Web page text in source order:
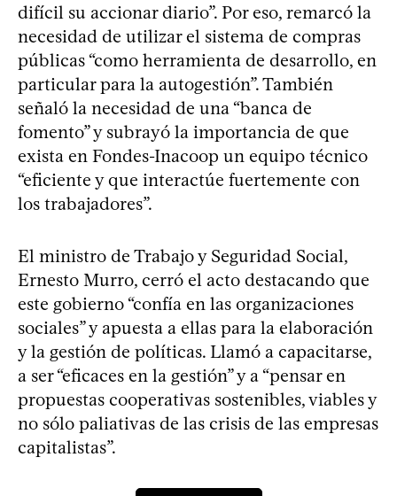
difícil su accionar diario”. Por eso, remarcó la
necesidad de utilizar el sistema de compras
públicas “como herramienta de desarrollo, en
particular para la autogestión”. También
señaló la necesidad de una “banca de
fomento” y subrayó la importancia de que
exista en Fondes-Inacoop un equipo técnico
“eficiente y que interactúe fuertemente con
los trabajadores”.
El ministro de Trabajo y Seguridad Social,
Ernesto Murro, cerró el acto destacando que
este gobierno “confía en las organizaciones
sociales” y apuesta a ellas para la elaboración
y la gestión de políticas. Llamó a capacitarse,
a ser “eficaces en la gestión” y a “pensar en
propuestas cooperativas sostenibles, viables y
no sólo paliativas de las crisis de las empresas
capitalistas”.